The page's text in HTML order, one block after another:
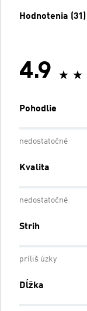
Hodnotenia (31)
4.9
Pohodlie
nedostatočné
Kvalita
nedostatočné
Strih
príliš úzky
Dĺžka